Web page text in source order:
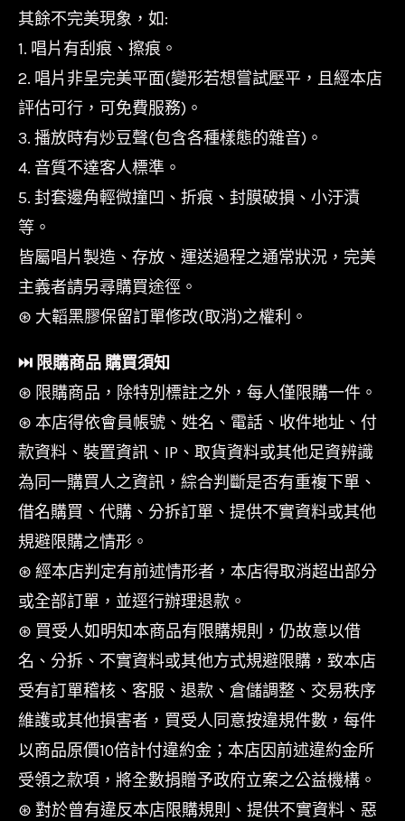
其餘不完美現象，如:
1. 唱片有刮痕、擦痕。
2. 唱片非呈完美平面(變形若想嘗試壓平，且經本店
評估可行，可免費服務)。
3. 播放時有炒豆聲(包含各種樣態的雜音)。
4. 音質不達客人標準。
5. 封套邊角輕微撞凹、折痕、封膜破損、小汙漬
等。
皆屬唱片製造、存放、運送過程之通常狀況，完美
主義者請另尋購買途徑。
⊛ 大韜黑膠保留訂單修改(取消)之權利。
⏭︎ 限購商品 購買須知
⊛ 限購商品，除特別標註之外，每人僅限購一件。
⊛ 本店得依會員帳號、姓名、電話、收件地址、付
款資料、裝置資訊、IP、取貨資料或其他足資辨識
為同一購買人之資訊，綜合判斷是否有重複下單、
借名購買、代購、分拆訂單、提供不實資料或其他
規避限購之情形。
⊛ 經本店判定有前述情形者，本店得取消超出部分
或全部訂單，並逕行辦理退款。
⊛ 買受人如明知本商品有限購規則，仍故意以借
名、分拆、不實資料或其他方式規避限購，致本店
受有訂單稽核、客服、退款、倉儲調整、交易秩序
維護或其他損害者，買受人同意按違規件數，每件
以商品原價10倍計付違約金；本店因前述違約金所
受領之款項，將全數捐贈予政府立案之公益機構。
⊛ 對於曾有違反本店限購規則、提供不實資料、惡